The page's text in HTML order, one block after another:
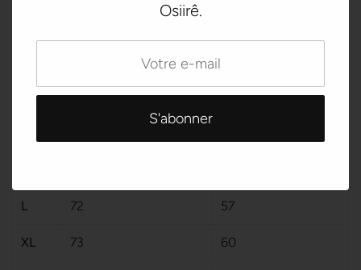
Osiirê.
LONGUEUR (cm)
XS 67 48
L 72 57
XL 73 60